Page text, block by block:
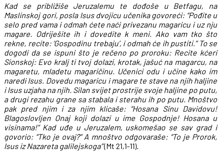
Kad se približiše Jeruzalemu te dođoše u Betfagu, na
Maslinskoj gori, posla Isus dvojicu učenika govoreći: “Pođite u
selo pred vama i odmah ćete naći privezanu magaricu i uz nju
magare. Odriješite ih i dovedite k meni. Ako vam tko što
rekne, recite: ‘Gospodinu trebaju’, i odmah će ih pustiti.” To se
dogodi da se ispuni što je rečeno po proroku: Recite kćeri
Sionskoj: Evo kralj ti tvoj dolazi, krotak, jašuć na magarcu, na
magaretu, mladetu magaričinu. Učenici odu i učine kako im
naredi Isus. Dovedu magaricu i magare te stave na njih haljine
i Isus uzjaha na njih. Silan svijet prostrije svoje haljine po putu,
a drugi rezahu grane sa stabala i sterahu ih po putu. Mnoštvo
pak pred njim i za njim klicaše: “Hosana Sinu Davidovu!
Blagoslovljen Onaj koji dolazi u ime Gospodnje! Hosana u
visinama!” Kad uđe u Jeruzalem, uskomešao se sav grad i
govorio: “Tko je ovaj?” A mnoštvo odgovaraše: “To je Prorok,
Isus iz Nazareta galilejskoga”(Mt 21,1-11).